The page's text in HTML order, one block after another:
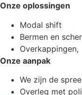
Onze oplossingen
Modal shift
Bermen en
Overkappingen,
Onze aanpak
We zijn de
Overleg met